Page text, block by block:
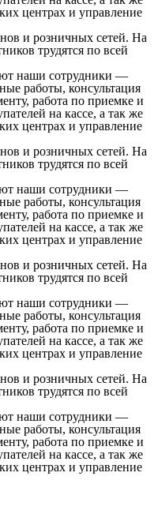
центрах и управление
и розничных сетей. На
трудятся по всей
наши сотрудники —
работы, консультация
работа по приемке и
на кассе, а так же
центрах и управление
и розничных сетей. На
трудятся по всей
наши сотрудники —
работы, консультация
работа по приемке и
на кассе, а так же
центрах и управление
и розничных сетей. На
трудятся по всей
наши сотрудники —
работы, консультация
работа по приемке и
на кассе, а так же
центрах и управление
и розничных сетей. На
трудятся по всей
наши сотрудники —
работы, консультация
работа по приемке и
на кассе, а так же
центрах и управление